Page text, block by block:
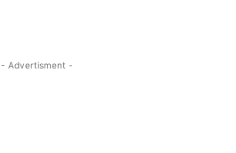
- Advertisment -